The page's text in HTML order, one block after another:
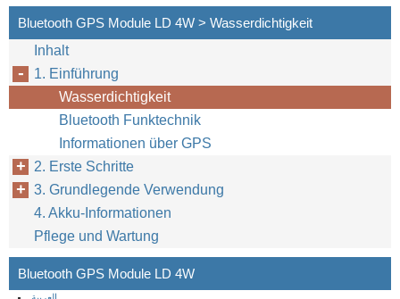
Bluetooth GPS Module LD 4W > Wasserdichtigkeit
Inhalt
1. Einführung
Wasserdichtigkeit
Bluetooth Funktechnik
Informationen über GPS
2. Erste Schritte
3. Grundlegende Verwendung
4. Akku-Informationen
Pflege und Wartung
Bluetooth GPS Module LD 4W